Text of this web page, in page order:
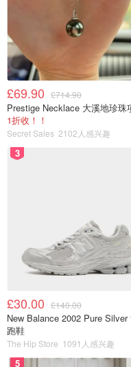
whipping cream
之前的黑芝麻溶液中，
小时，让溶液变得更加
£69.90 £714.90
1折收！！
Secret Sales 2102人感兴趣
3
£30.00 £140.00
New Balance 2002 Pure Silver
跑鞋
The Hip Store 1091人感兴趣
5